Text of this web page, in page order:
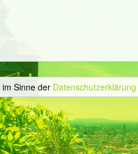
Sinne der Datenschutzerklärung